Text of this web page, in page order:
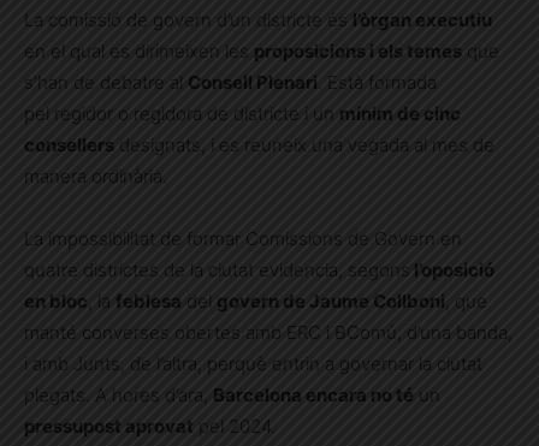
La comissió de govern d’un districte és l’òrgan executiu
en el qual es dirimeixen les proposicions i els temes que
s’han de debatre al Consell Plenari
. Està formada
pel regidor o regidora de districte i un mínim de cinc
consellers designats, i es reuneix una vegada al mes de
manera ordinària.
La impossibilitat de formar Comissions de Govern en
quatre districtes de la ciutat evidencia, segons l’oposició
en bloc , la feblesa del govern de Jaume Collboni, que
manté converses obertes amb ERC i BComú, d’una banda,
i amb Junts, de l’altra, perquè entrin a governar la ciutat
plegats. A hores d’ara, Barcelona encara no té un
pressupost aprovat pel 2024.